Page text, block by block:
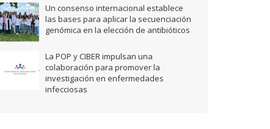
Un consenso internacional establece
las bases para aplicar la secuenciación
genómica en la elección de antibióticos
La POP y CIBER impulsan una
colaboración para promover la
investigación en enfermedades
infecciosas